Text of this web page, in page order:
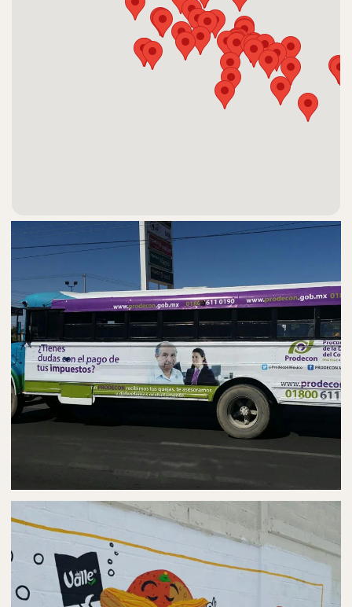
PUBLICIDAD EN AUTOBUSES
AUTOBÚS EN AGUASCALIENTES